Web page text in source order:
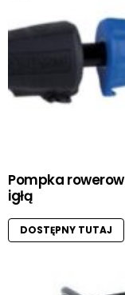
Pompka
igłą
DOSTĘPNY TUTAJ